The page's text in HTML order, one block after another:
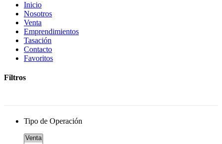
Inicio
Nosotros
Venta
Emprendimientos
Tasación
Contacto
Favoritos
Filtros
Tipo de Operación